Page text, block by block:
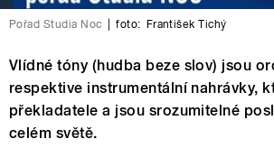
Pořad Studia Noc foto: František Tichý
Vlídné tóny (hudba beze slov) jsou
respektive instrumentální nahrávky,
překladatele a jsou srozumitelné
celém světě.